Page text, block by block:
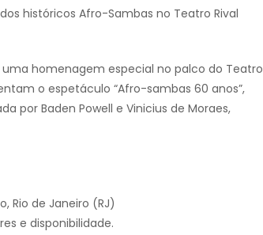
históricos Afro-Sambas no Teatro Rival
homenagem especial no palco do Teatro
o espetáculo “Afro-sambas 60 anos”,
por Baden Powell e Vinicius de Moraes,
Rio de Janeiro (RJ)
e disponibilidade.